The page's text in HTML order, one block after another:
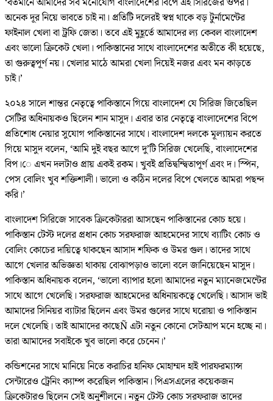
অনেক দূর নিয়ে ভাবতে চাই না। প্রতিটি দলেরই স্বপ্ন থাকে বড় টুর্নামেন্টের
ফাইনাল খেলা বা ট্রফি জেতা। তবে এই মুহূর্তে আমাদের ল্য কেবল বাংলাদেশ
এবং ভালো ক্রিকেট খেলা। পাকিস্তানের সাথে বাংলাদেশের অতীতে কী হয়েছে,
তা গুরুত্বপূর্ণ নয়। খেলার মাঠে আমরা খেলা দিয়েই নজর এবং মন কাড়তে
চাই।’
২০২৪ সালে শান্তর নেতৃত্বে পাকিস্তানে গিয়ে বাংলাদেশ যে সিরিজ জিতেছিল
সেটির অধিনায়কও ছিলেন শান মাসুদ। এবার তার নেতৃত্বে বাংলাদেশের বিপে
প্রতিশোধ নেয়ার সুযোগ পাকিস্তানের সাথে। বাংলাদেশ দলকে মূল্যায়ন করতে
গিয়ে মাসুদ বলেন, ‘আমি দুই বছর আগে দু’টি সিরিজ খেলেছি, বাংলাদেশের
বিপ।ে এখন দলটাও প্রায় একই রকম। খুবই প্রতিদ্বন্দ্বিতাপূর্ণ এবং দ। স্পিন,
পেস বোলিং খুব শক্তিশালী। ভালো ও কঠিন দলের বিপে খেলতে আমরা পছন্দ
করি।’
বাংলাদেশ সিরিজে সাবেক ক্রিকেটাররা আসছেন পাকিস্তানের কোচ হয়ে।
পাকিস্তান টেস্ট দলের প্রধান কোচ সরফরাজ আহমেদের সাথে ব্যাটিং কোচ ও
বোলিং কোচের দায়িত্বে থাকছেন আসাদ শফিক ও উমর গুল। তাদের সাথে
আগে খেলার অভিজ্ঞতা থাকায় বোঝাপড়াও ভালো বলে জানিয়েছেন মাসুদ।
পাকিস্তান অধিনায়ক বলেন, ‘ভালো ব্যাপার হলো আমাদের নতুন ম্যানেজমেন্টের
সাথে আগে খেলেছি। সরফরাজ আহমেদের অধিনায়কত্বে খেলেছি। আসাদ ভাই
আমাদের সিনিয়র ব্যাটার ছিলেন এবং উমর গুলের সাথে ঘরোয়া ও পাকিস্তান
দলে খেলেছি। তাই আমাদের কাছেÑ এটা নতুন কোনো সেটআপ মনে হচ্ছে না।
তারা আমাদের সবাইকে খুব ভালো করে চেনেন।’
কন্ডিশনের সাথে মানিয়ে নিতে করাচির হানিফ মোহাম্মদ হাই পারফরম্যান্স
সেন্টারেও ট্রেনিং ক্যাম্প করেছিল পাকিস্তান। পিএসএলের কয়েকজন
ক্রিকেটারও ছিলেন সেই অনুশীলনে। নতুন টেস্ট কোচ সরফরাজ তাদের